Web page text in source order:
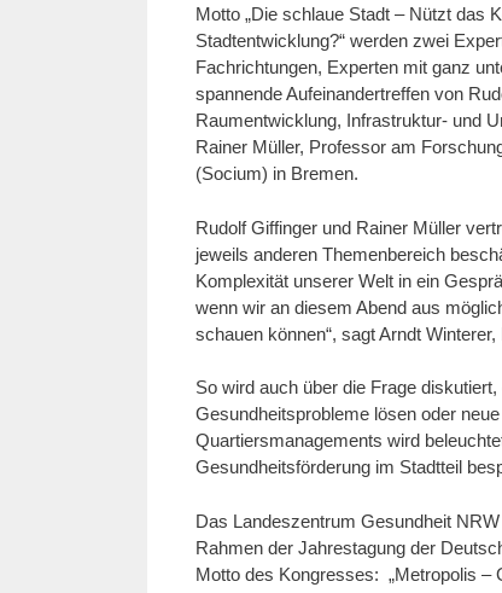
Motto „Die schlaue Stadt – Nützt das
Stadtentwicklung?“ werden zwei
Fachrichtungen, Experten mit ganz
spannende Aufeinandertreffen von
Raumentwicklung, Infrastruktur- und
Rainer Müller, Professor am
(Socium) in Bremen.
Rudolf Giffinger und Rainer Müller
jeweils anderen Themenbereich
Komplexität unserer Welt in ein
wenn wir an diesem Abend aus
schauen können“, sagt Arndt
So wird auch über die Frage
Gesundheitsprobleme lösen oder
Quartiersmanagements wird
Gesundheitsförderung im Stadtteil
Das Landeszentrum Gesundheit
Rahmen der Jahrestagung der
Motto des Kongresses: „Metropolis –